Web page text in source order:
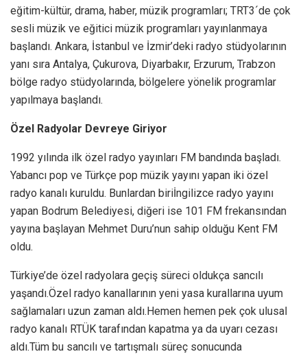
eğitim-kültür, drama, haber, müzik programları; TRT3´de çok
sesli müzik ve eğitici müzik programları yayınlanmaya
başlandı. Ankara, İstanbul ve İzmir’deki radyo stüdyolarının
yanı sıra Antalya, Çukurova, Diyarbakır, Erzurum, Trabzon
bölge radyo stüdyolarında, bölgelere yönelik programlar
yapılmaya başlandı.
Özel Radyolar Devreye Giriyor
1992 yılında ilk özel radyo yayınları FM bandında başladı.
Yabancı pop ve Türkçe pop müzik yayını yapan iki özel
radyo kanalı kuruldu. Bunlardan biriİngilizce radyo yayını
yapan Bodrum Belediyesi, diğeri ise 101 FM frekansından
yayına başlayan Mehmet Duru’nun sahip olduğu Kent FM
oldu.
Türkiye’de özel radyolara geçiş süreci oldukça sancılı
yaşandı.Özel radyo kanallarının yeni yasa kurallarına uyum
sağlamaları uzun zaman aldı.Hemen hemen pek çok ulusal
radyo kanalı RTÜK tarafından kapatma ya da uyarı cezası
aldı.Tüm bu sancılı ve tartışmalı süreç sonucunda